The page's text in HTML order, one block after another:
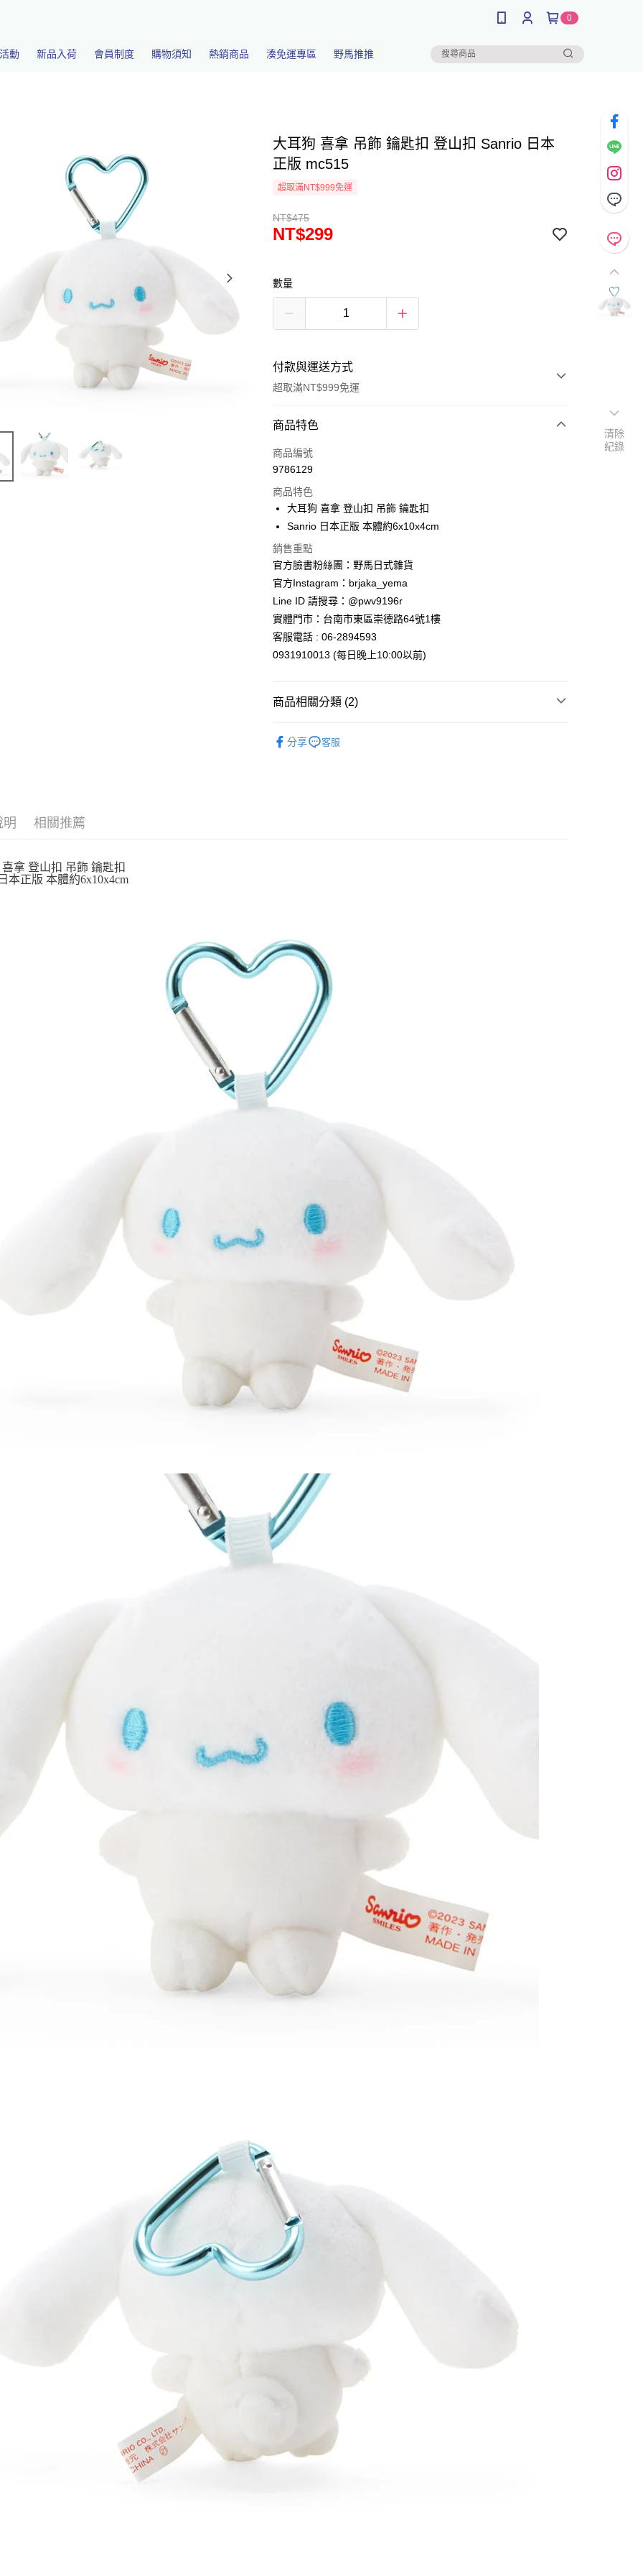
0
動 新品入荷 會員制度 購物須知 熱銷商品 湊免運專區 野馬推推
大耳狗 喜拿 吊飾 鑰匙扣 登山扣 Sanrio 日本
正版 mc515
超取滿NT$999免運
NT$475
NT$299
數量
付款與運送方式
超取滿NT$999免運
付款方式
信用卡一次付款
3 期 0 利率 每期 NT$99
合作金庫商業銀行
第一商業銀行
上海商業儲蓄銀行
國泰世華商業銀行
臺灣中小企業銀行
匯豐（台灣）商業銀行
聯邦商業銀行
遠東國際商業銀行
玉山商業銀行
台新國際商業銀行
超商取貨付款
LINE Pay
Apple Pay
街口支付
悠遊付
Google Pay
運送方式
宅配
每筆NT$100，滿NT$999(含以上)免運費
商品特色
商品編號
9786129
商品特色
大耳狗 喜拿 登山扣 吊飾 鑰匙扣
Sanrio 日本正版 本體約6x10x4cm
銷售重點
官方臉書粉絲團：野馬日式雜貨
官方Instagram：brjaka_yema
Line ID 請搜尋：@pwv9196r
實體門市：台南市東區崇德路64號1樓
客服電話 : 06-2894593
0931910013 (每日晚上10:00以前)
商品相關分類 (2)
分享 客服
明 相關推薦
拿 登山扣 吊飾 鑰匙扣
本正版 本體約6x10x4cm
清除
紀錄